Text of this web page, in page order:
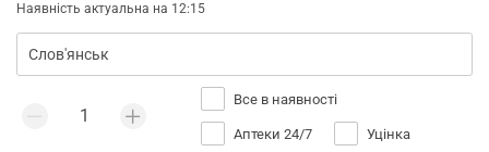
Наявність актуальна на 12:15
Все в наявності
Аптеки 24/7 Уцінка